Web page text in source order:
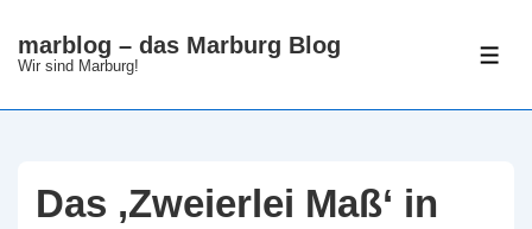
Zummarblog – das Marburg Blog
Wir sind Marburg!
Das ‚Zweierlei Maß‘ in